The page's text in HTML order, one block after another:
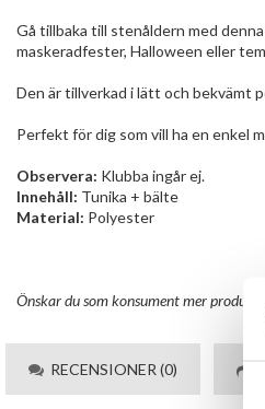
Gå tillbaka till stenåldern med
maskeradfester, Halloween eller
Den är tillverkad i lätt och bekvämt
Perfekt för dig som vill ha en enkel
Observera: Klubba ingår ej.
Innehåll: Tunika + bälte
Material: Polyester
Önskar du som konsument mer
RECENSIONER (0)